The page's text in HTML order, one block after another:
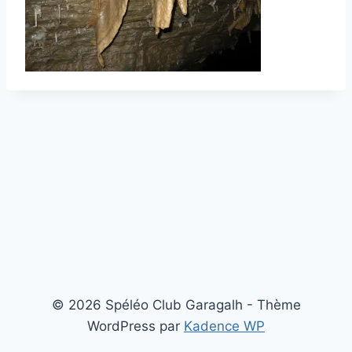
© 2026 Spéléo Club Garagalh - Thème
WordPress par Kadence WP